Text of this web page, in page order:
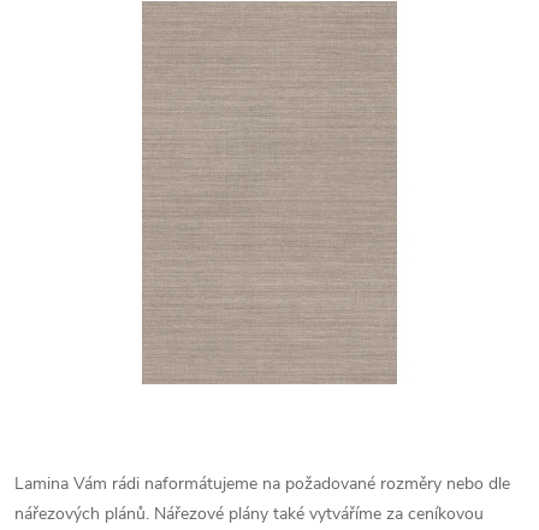
Lamina Vám rádi naformátujeme na požadované rozměry nebo dle
nářezových plánů. Nářezové plány také vytváříme za ceníkovou